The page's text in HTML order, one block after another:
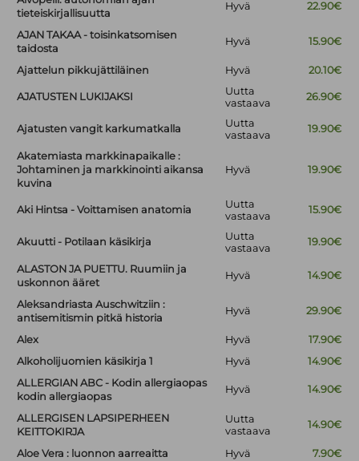
tieteiskirjallisuutta
Hyvä 22.90€
AJAN TAKAA - toisinkatsomisen
taidosta
Hyvä 15.90€
Ajattelun pikkujättiläinen Hyvä 20.10€
AJATUSTEN LUKIJAKSI
Uutta
vastaava
26.90€
Ajatusten vangit karkumatkalla
Uutta
vastaava
19.90€
Akatemiasta markkinapaikalle :
Johtaminen ja markkinointi aikansa
kuvina
Hyvä 19.90€
Aki Hintsa - Voittamisen anatomia
Uutta
vastaava
15.90€
Akuutti - Potilaan käsikirja
Uutta
vastaava
19.90€
ALASTON JA PUETTU. Ruumiin ja
uskonnon ääret
Hyvä 14.90€
Aleksandriasta Auschwitziin :
antisemitismin pitkä historia
Hyvä 29.90€
Alex Hyvä
17.90€
Alkoholijuomien käsikirja 1
Hyvä
14.90€
ALLERGIAN ABC - Kodin allergiaopas
kodin allergiaopas
Hyvä 14.90€
ALLERGISEN LAPSIPERHEEN
KEITTOKIRJA
Uutta
vastaava
14.90€
Aloe Vera : luonnon aarreaitta Hyvä
7.90€